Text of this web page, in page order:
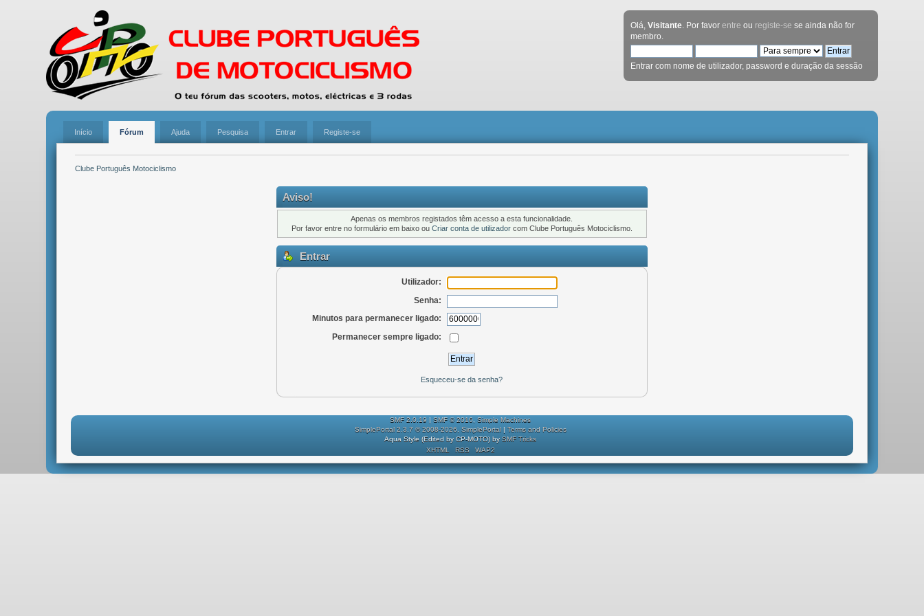
Olá, Visitante. Por favor entre ou registe-se se ainda não for
membro.
Entrar com nome de utilizador, password e duração da sessão
Início Fórum Ajuda Pesquisa Entrar Registe-se
Clube Português Motociclismo
Aviso!
Apenas os membros registados têm acesso a esta funcionalidade.
Por favor entre no formulário em baixo ou Criar conta de utilizadorcom Clube Português Motociclismo.
Entrar
Utilizador:
Senha:
Minutos para permanecer ligado:
Permanecer sempre ligado:
Esqueceu-se da senha?
SMF 2.0.19 | SMF © 2016, Simple Machines
SimplePortal 2.3.7 © 2008-2026, SimplePortal| Terms and Policies
Aqua Style (Edited by CP-MOTO) by SMF Tricks
XHTML
RSS WAP2